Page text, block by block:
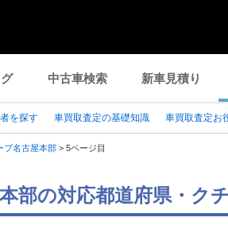
中古車検索 新車見積り
を探す 車買取査定の基礎知識 車買取査定お
ブ名古屋本部 > 5ページ目
部の対応都道府県・ク